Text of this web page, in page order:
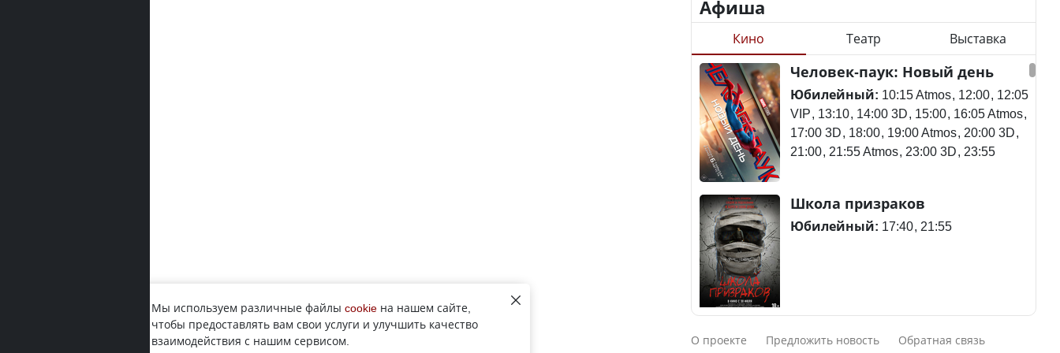
алименты, экология — о
чем говорят с
избирателями
представители партий
Министр рассказал, из
чего делают колбасу в
Казахстане
почему казахстанские
Станет ли
метапневмовирус
эпидемией, рассказали в
ВОЗ
потерпел крушение в
Южной Корее, погибли
120 человек
Актау: Путин принес
Афиша
Кино Театр Выставка
Человек-паук: Новый день
Юбилейный: 10:15 Atmos 12:00 12:05
VIP 13:10 14:00 3D 15:00 16:05 Atmos
17:00 3D 18:00 19:00 Atmos 20:00 3D
21:00 21:55 Atmos 23:00 3D 23:55
Школа призраков
Юбилейный: 17:40 21:55
Смешарики сквозь вселенные
О проекте Предложить новость Обратная связь
Мы используем различные файлы cookie на нашем сайте,
чтобы предоставлять вам свои услуги и улучшить качество
взаимодействия с нашим сервисом.